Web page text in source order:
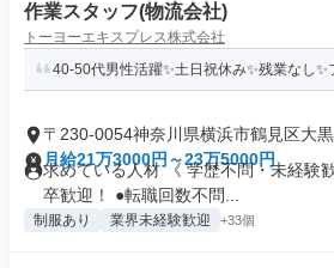
作業スタッフ(物流会社)
トーヨーエキスプレス株式会社
40-50代男性活躍✨土日祝休み✨残業なし✨
〒230-0054神奈川県横浜市鶴見区大
月給21万3000円～23万5000円
求めている人材 《 学歴不問・未経験
卒歓迎！ ●転職回数不問...
制服あり 業界未経験歓迎 +33個